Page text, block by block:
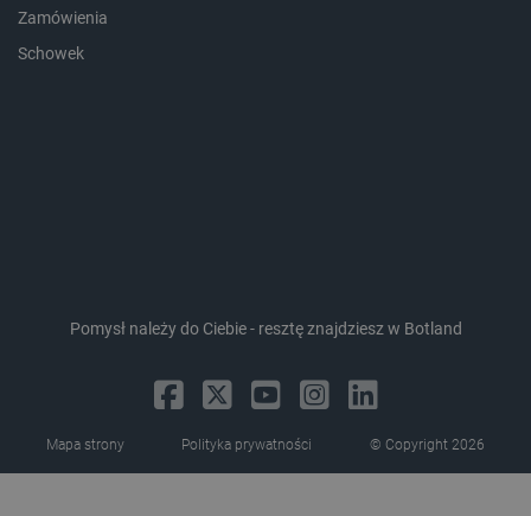
Zamówienia
Schowek
Pomysł należy do Ciebie - resztę znajdziesz w Botland
Mapa strony Polityka prywatności © Copyright 2026
critAccountId botland.com.pl